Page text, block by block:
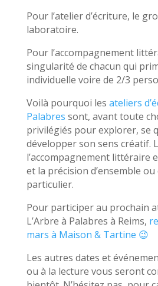
Pour l’atelier d’écriture, le
laboratoire.
Pour l’accompagnement
singularité de chacun qui
individuelle voire de 2/3
Voilà pourquoi les ateliers
Palabres sont, avant toute
privilégiés pour explorer, se
développer son sens créatif.
l’accompagnement littéraire
et la précision d’ensemble ou
particulier.
Pour participer au prochain
L’Arbre à Palabres à Reims,
mars à Maison & Tartine 😉
Les autres dates et
ou à la lecture vous seront